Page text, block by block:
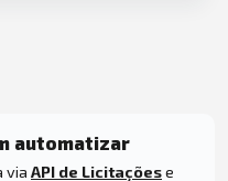
automatizar
via API de Licitaçõese